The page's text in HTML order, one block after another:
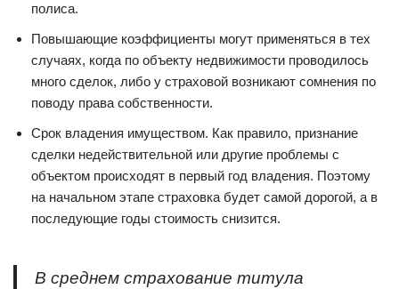
полиса.
Повышающие коэффициенты могут применяться в тех
случаях, когда по объекту недвижимости проводилось
много сделок, либо у страховой возникают сомнения по
поводу права собственности.
Срок владения имуществом. Как правило, признание
сделки недействительной или другие проблемы с
объектом происходят в первый год владения. Поэтому
на начальном этапе страховка будет самой дорогой, а в
последующие годы стоимость снизится.
В среднем страхование титула